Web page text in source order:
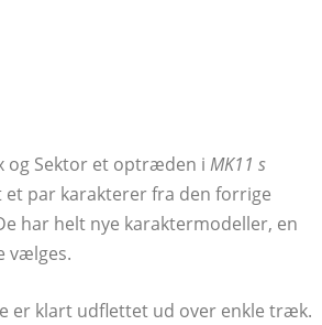
og Sektor et optræden i MK11 s
par karakterer fra den forrige
har helt nye karaktermodeller, en
vælges.
er klart udflettet ud over enkle træk.